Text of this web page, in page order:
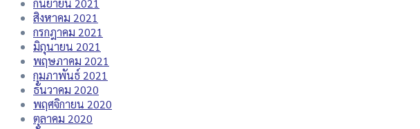
กันยายน 2021
สิงหาคม 2021
กรกฎาคม 2021
มิถุนายน 2021
พฤษภาคม 2021
กุมภาพันธ์ 2021
ธันวาคม 2020
พฤศจิกายน 2020
ตุลาคม 2020